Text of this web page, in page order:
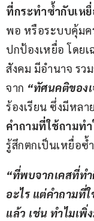
ที่กระทำซ้ำกับเห
พอ หรือระบบคุ้มค
ปกป้องเหยื่อ โดย
สังคม มีอำนาจ รว
จาก “ทัศนคติของ
ร้องเรียน ซึ่งมีหล
คำถามที่ใช้ถามท
รู้สึกตกเป็นเหยื่อซ้ำ
“ที่พบจากเคสที่ท
อะไร แต่คำถามที่
แล้ว เช่น ทำไมเพิ่